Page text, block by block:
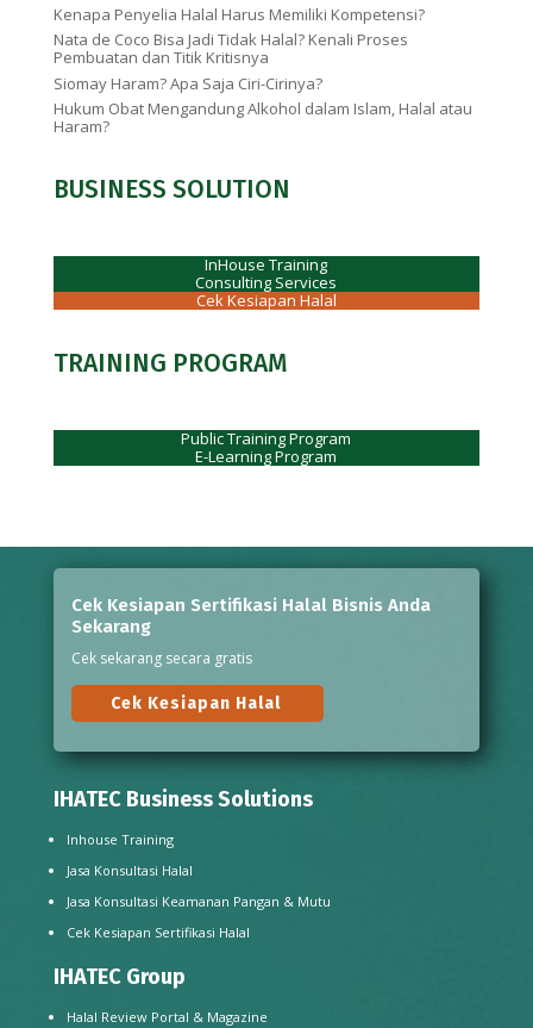
Kenapa Penyelia Halal Harus Memiliki Kompetensi?
Nata de Coco Bisa Jadi Tidak Halal? Kenali Proses
Pembuatan dan Titik Kritisnya
Siomay Haram? Apa Saja Ciri-Cirinya?
Hukum Obat Mengandung Alkohol dalam Islam, Halal atau
Haram?
BUSINESS SOLUTION
InHouse Training
Consulting Services
Cek Kesiapan Halal
TRAINING PROGRAM
Public Training Program
E-Learning Program
Cek Kesiapan Sertifikasi Halal Bisnis Anda
Sekarang
Cek sekarang secara gratis
Cek Kesiapan Halal
IHATEC Business Solutions
Inhouse Training
Jasa Konsultasi Halal
Jasa Konsultasi Keamanan Pangan & Mutu
Cek Kesiapan Sertifikasi Halal
IHATEC Group
Halal Review Portal & Magazine